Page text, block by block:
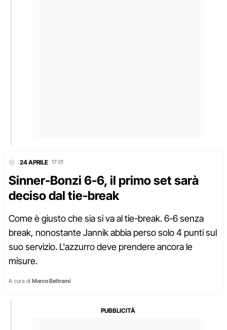
24 APRILE 17:01
Sinner-Bonzi 6-6, il primo set sarà
deciso dal tie-break
Come è giusto che sia si va al tie-break. 6-6 senza
break, nonostante Jannik abbia perso solo 4 punti sul
suo servizio. L'azzurro deve prendere ancora le
misure.
A cura di Marco Beltrami